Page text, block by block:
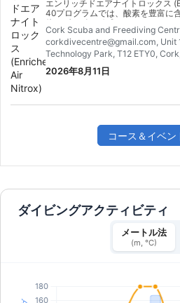
エンリッチドエアナイトロックス
40プログラムでは、酸素を豊富に
体やダイビングプロファイルにど
かについて、包括的な知識を習得す
ナイトロックスの実践応用に重点を
析器の操作や、さまざまなガス混合
深度の計算などを習得する。 また
るために、ダイブコンピューターに
水中アドベンチャーにおいて、よ
と能力を確保できる。 修了時には、SSIエンリッチドエ
Cork Scuba and Freediving
corkdivecentre@gmail.com, Unit
Technology Park, T12 ETY0,
2026年8月11日
コース＆イベン
ダイビングアクティビティ
メートル法
(m, °C)